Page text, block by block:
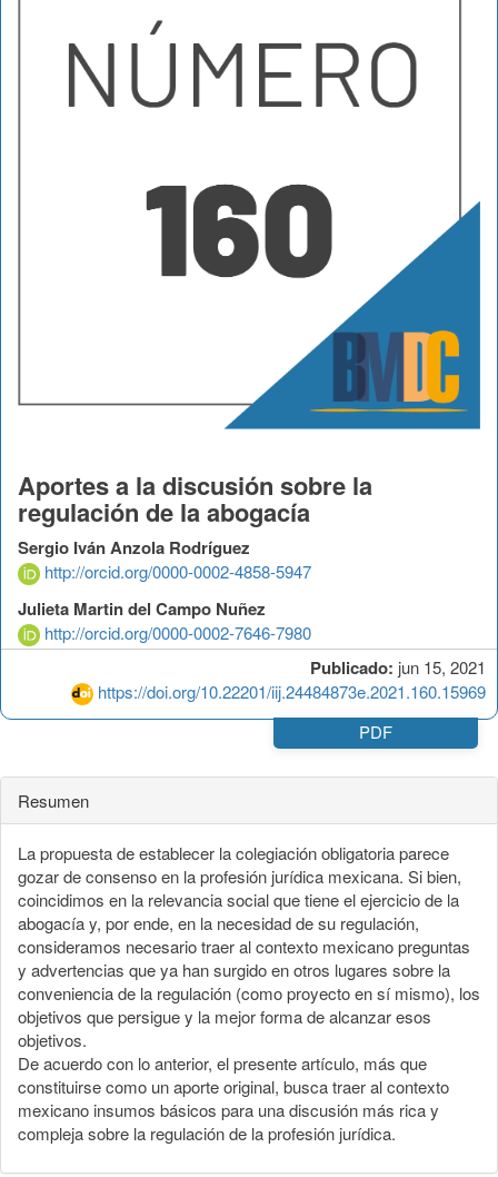
Publicado: jun 15, 2021
https://doi.org/10.22201/iij.24484873e.2021.160.15969
Aportes a la discusión sobre la
regulación de la abogacía
Sergio Iván Anzola Rodríguez
http://orcid.org/0000-0002-4858-5947
Julieta Martin del Campo Nuñez
http://orcid.org/0000-0002-7646-7980
PDF
Resumen
La propuesta de establecer la colegiación obligatoria parece
gozar de consenso en la profesión jurídica mexicana. Si bien,
coincidimos en la relevancia social que tiene el ejercicio de la
abogacía y, por ende, en la necesidad de su regulación,
consideramos necesario traer al contexto mexicano preguntas
y advertencias que ya han surgido en otros lugares sobre la
conveniencia de la regulación (como proyecto en sí mismo), los
objetivos que persigue y la mejor forma de alcanzar esos
objetivos.
De acuerdo con lo anterior, el presente artículo, más que
constituirse como un aporte original, busca traer al contexto
mexicano insumos básicos para una discusión más rica y
compleja sobre la regulación de la profesión jurídica.